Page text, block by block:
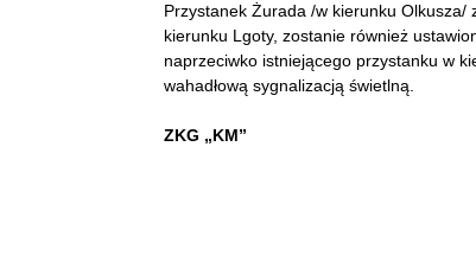
Przystanek Żurada /w kierunku
kierunku Lgoty, zostanie również
naprzeciwko istniejącego przystanku w
wahadłową sygnalizacją świetlną.
ZKG „KM”